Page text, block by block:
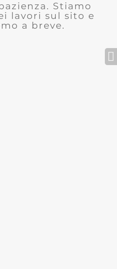
Stiamo
lavori sul sito e
a breve.